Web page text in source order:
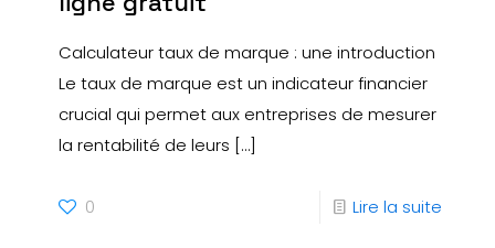
Calculateur taux de marque : une introduction
Le taux de marque est un indicateur financier
crucial qui permet aux entreprises de mesurer
la rentabilité de leurs […]
0 Lire la suite